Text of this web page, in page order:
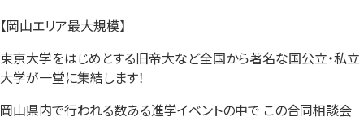
【岡山エリア最大規模】
東京大学をはじめとする旧帝大など全国から著名な国公立・私立
大学が一堂に集結します！
岡山県内で行われる数ある進学イベントの中で この合同相談会